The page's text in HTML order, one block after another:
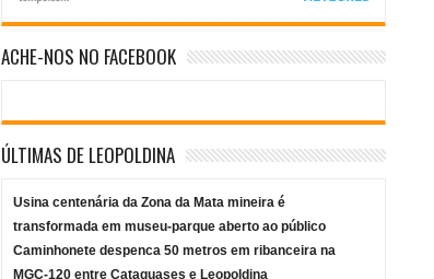
ACHE-NOS NO FACEBOOK
ÚLTIMAS DE LEOPOLDINA
Usina centenária da Zona da Mata mineira é
transformada em museu-parque aberto ao público
Caminhonete despenca 50 metros em ribanceira na
MGC-120 entre Cataguases e Leopoldina